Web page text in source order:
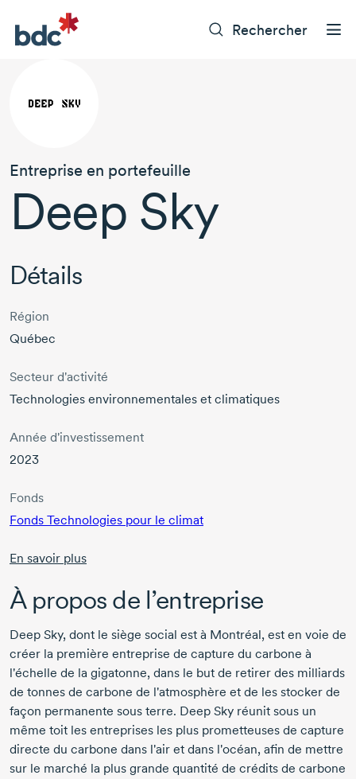
Rechercher
Entreprise en portefeuille
Deep Sky
Détails
Région
Québec
Secteur d'activité
Technologies environnementales et climatiques
Année d'investissement
2023
Fonds
Fonds Technologies pour le climat
En savoir plus
À propos de l’entreprise
Deep Sky, dont le siège social est à Montréal, est en voie de
créer la première entreprise de capture du carbone à
l'échelle de la gigatonne, dans le but de retirer des milliards
de tonnes de carbone de l'atmosphère et de les stocker de
façon permanente sous terre. Deep Sky réunit sous un
même toit les entreprises les plus prometteuses de capture
directe du carbone dans l'air et dans l'océan, afin de mettre
sur le marché la plus grande quantité de crédits de carbone